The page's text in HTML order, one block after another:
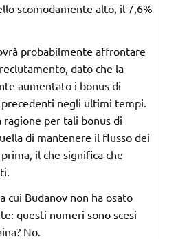
scomodamente alto, il 7,6%
probabilmente affrontare
dato che la
aumentato i bonus di
negli ultimi tempi.
ragione per tali bonus di
di mantenere il flusso dei
il che significa che
cui Budanov non ha osato
questi numeri sono scesi
No.